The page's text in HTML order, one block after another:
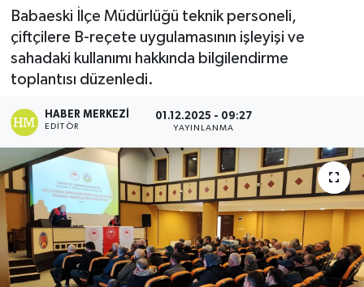
Babaeski İlçe Müdürlüğü teknik personeli,
çiftçilere B-reçete uygulamasının işleyişi ve
sahadaki kullanımı hakkında bilgilendirme
toplantısı düzenledi.
HABER MERKEZI
EDITÖR
01.12.2025 - 09:27
YAYINLANMA
Spor
Magazin
Medya
Sağlık
Son Dakika Haberleri
Haber Arşivi